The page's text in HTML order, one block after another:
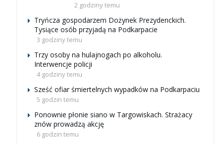
2 godziny temu
Tryńcza gospodarzem Dożynek Prezydenckich.
Tysiące osób przyjadą na Podkarpacie
3 godziny temu
Trzy osoby na hulajnogach po alkoholu.
Interwencje policji
4 godziny temu
Sześć ofiar śmiertelnych wypadków na Podkarpaciu
5 godzin temu
Ponownie płonie siano w Targowiskach. Strażacy
znów prowadzą akcję
6 godzin temu